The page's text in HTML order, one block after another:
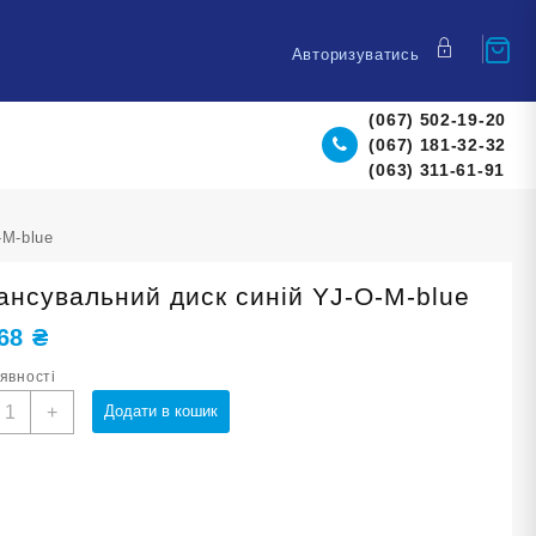
Авторизуватись
(067) 502-19-20
(067) 181-32-32
(063) 311-61-91
blue
диск синій YJ-O-M-blue
₴
+ Додати в кошик